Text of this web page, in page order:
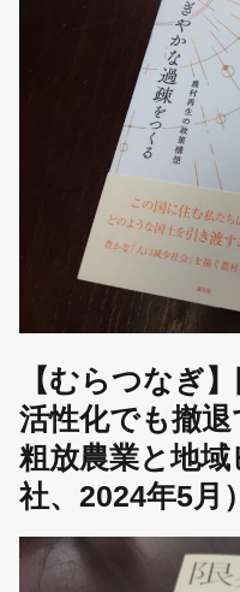
【むらつなぎ
活性化でも撤退
粗放農業と地
社、2024年5月）